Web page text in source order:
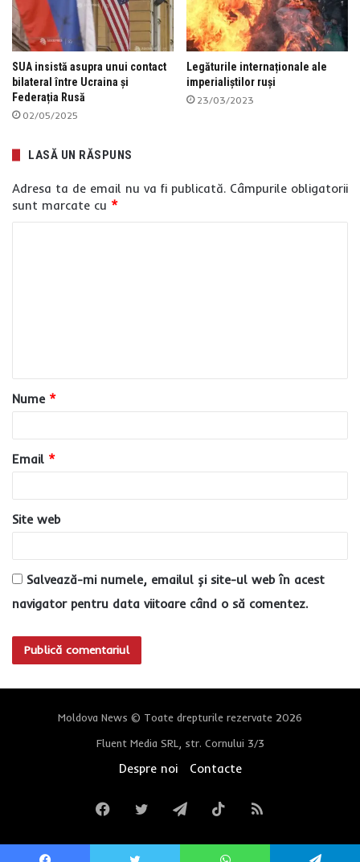
SUA insistă asupra unui contact
bilateral între Ucraina și
Federația Rusă
02/05/2025
Legăturile internaționale ale
imperialiștilor ruși
23/03/2023
LASĂ UN RĂSPUNS
Adresa ta de email nu va fi publicată. Câmpurile obligatorii
sunt marcate cu *
a
r
u
*
Nume *
Email *
Site web
Salvează-mi numele, emailul și site-ul web în acest
navigator pentru data viitoare când o să comentez.
Moldova News © Toate drepturile rezervate 2026
Fluent Media SRL, str. Cornului 3/3
Despre noi Contacte
FacebookTwitterTelegramTikTokRSS